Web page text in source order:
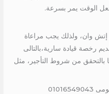
الوقت يمر بسرعة.
إتش وان، ولذلك يجب مراعاة
رخصة قيادة سارية،بالتالى
بالتحقق من شروط التأجير، مثل